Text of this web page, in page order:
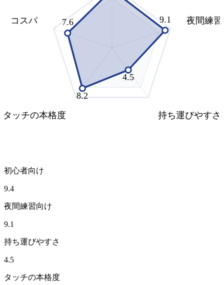
9.1
4.5
8.2
7.6 夜間練
持ち運びやすさ
タッチの本格度
コスパ
初心者向け
9.4
夜間練習向け
9.1
持ち運びやすさ
4.5
タッチの本格度